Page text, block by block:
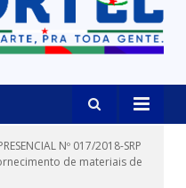
Nº 017/2018-SRP
de materiais de